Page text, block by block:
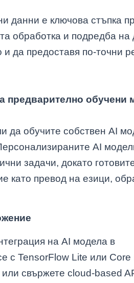
данни е ключова стъпка
обработка и подредба на
да предоставя по-точни
предварително обучени
да обучите собствен AI
AI
задачи, докато
като превод на езици,
на AI модела в
с TensorFlow Lite или Core
свържете cloud-based